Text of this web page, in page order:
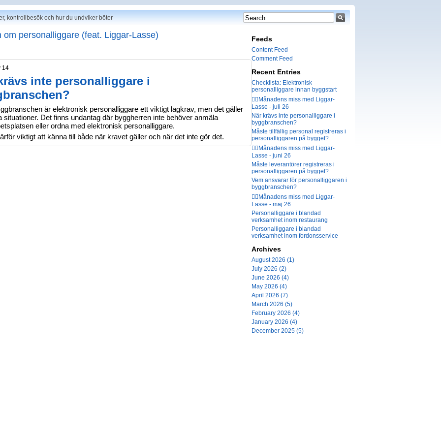
kontrollbesök och hur du undviker böter
om personalliggare (feat. Liggar-Lasse)
14
inte personalliggare i
är elektronisk personalliggare ett viktigt lagkrav, men det gäller
situationer. Det finns undantag där byggherren inte behöver anmäla
eller ordna med elektronisk personalliggare.
viktigt att känna till både när kravet gäller och när det inte gör det.
Feeds
Content Feed
Comment Feed
Recent Entries
Checklista: Elektronisk
personalliggare innan byggstart
🤦‍♂️Månadens miss med Liggar-
Lasse - juli 26
När krävs inte personalliggare i
byggbranschen?
Måste tillfällig personal registreras i
personalliggaren på bygget?
🤦‍♂️Månadens miss med Liggar-
Lasse - juni 26
Måste leverantörer registreras i
personalliggaren på bygget?
Vem ansvarar för personalliggaren i
byggbranschen?
🤦‍♂️Månadens miss med Liggar-
Lasse - maj 26
Personalliggare i blandad
verksamhet inom restaurang
Personalliggare i blandad
verksamhet inom fordonsservice
Archives
August 2026 (1)
July 2026 (2)
June 2026 (4)
May 2026 (4)
April 2026 (7)
March 2026 (5)
February 2026 (4)
January 2026 (4)
December 2025 (5)